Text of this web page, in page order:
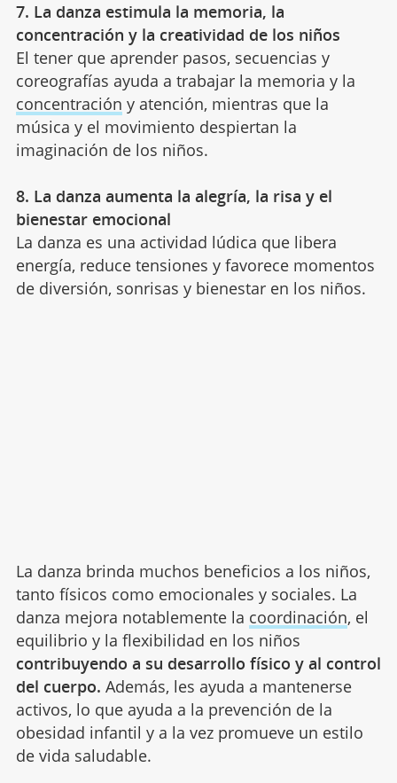
7. La danza estimula la memoria, la
concentración y la creatividad de los niños
El tener que aprender pasos, secuencias y
coreografías ayuda a trabajar la memoria y la
concentración y atención, mientras que la
música y el movimiento despiertan la
imaginación de los niños.
8. La danza aumenta la alegría, la risa y el
bienestar emocional
La danza es una actividad lúdica que libera
energía, reduce tensiones y favorece momentos
de diversión, sonrisas y bienestar en los niños.
La danza brinda muchos beneficios a los niños,
tanto físicos como emocionales y sociales. La
danza mejora notablemente la coordinación, el
equilibrio y la flexibilidad en los niños
contribuyendo a su desarrollo físico y al control
del cuerpo. Además, les ayuda a mantenerse
activos, lo que ayuda a la prevención de la
obesidad infantil y a la vez promueve un estilo
de vida saludable.